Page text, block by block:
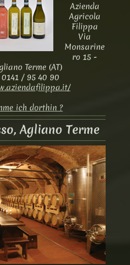
Azienda
Agricola
Filippa
Via
Monsarine
ro 15 -
Terme (AT)
0141 / 95 40 90
ich dorthin ?
Agliano Terme